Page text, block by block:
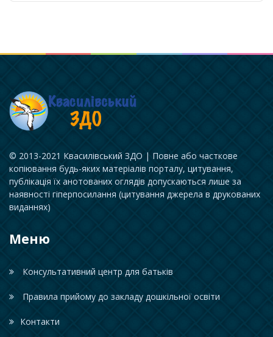
© 2013-2021 Квасилівський ЗДО | Повне або часткове
копіювання будь-яких матеріалів порталу, цитування,
публікація їх анотованих оглядів допускаються лише за
наявності гіперпосилання (цитування джерела в друкованих
виданнях)
Меню
Консультативний центр для батьків
Правила прийому до закладу дошкільної освіти
Контакти